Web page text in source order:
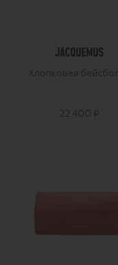
Хлопковая
22 400 ₽